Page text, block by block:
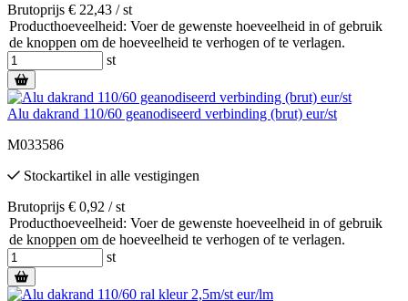
Brutoprijs € 22,43 / st
Producthoeveelheid: Voer de gewenste hoeveelheid in of gebruik
de knoppen om de hoeveelheid te verhogen of te verlagen.
st
Alu dakrand 110/60 geanodiseerd verbinding (brut) eur/st
M033586
Stockartikel in alle vestigingen
Brutoprijs € 0,92 / st
Producthoeveelheid: Voer de gewenste hoeveelheid in of gebruik
de knoppen om de hoeveelheid te verhogen of te verlagen.
st